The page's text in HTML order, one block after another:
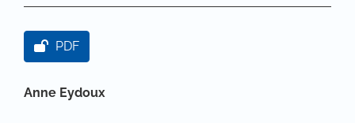
Artikel-Sidebar
PDF
Hauptsächlicher Artikelinhalt
Anne Eydoux